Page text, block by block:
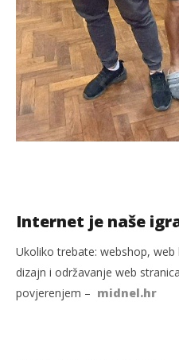
Internet je naše
Ukoliko trebate: webshop, web
dizajn i održavanje web
povjerenjem – midnel.hr